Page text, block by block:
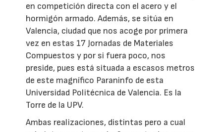
en competición directa con el acero y el
hormigón armado. Además, se sitúa en
Valencia, ciudad que nos acoge por primera
vez en estas 17 Jornadas de Materiales
Compuestos y por si fuera poco, nos
preside, pues está situada a escasos metros
de este magnífico Paraninfo de esta
Universidad Politécnica de Valencia. Es la
Torre de la UPV.
Ambas realizaciones, distintas pero a cual